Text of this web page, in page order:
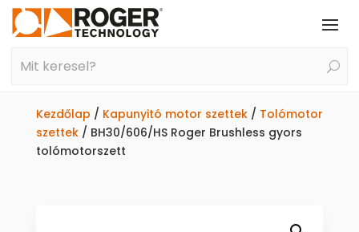
Kezdőlap / Kapunyitó motor szettek/ Tolómotor
szettek/ BH30/606/HS Roger Brushless gyors
tolómotorszett